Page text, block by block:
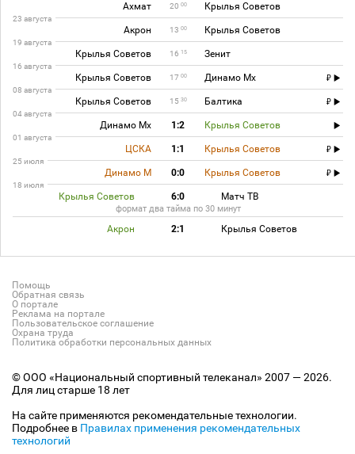
Ахмат 20 00 Крылья Советов
23 августа
Акрон 13 00 Крылья Советов
19 августа
Крылья Советов 16 15 Зенит
16 августа
Крылья Советов 17 00 Динамо Мх
08 августа
Крылья Советов 15 30 Балтика
04 августа
Динамо Мх 1:2 Крылья Советов
01 августа
ЦСКА 1:1 Крылья Советов
25 июля
Динамо М 0:0 Крылья Советов
18 июля
Крылья Советов 6:0 Матч ТВ
формат два тайма по 30 минут
Акрон 2:1 Крылья Советов
Помощь
Обратная связь
О портале
Реклама на портале
Пользовательское соглашение
Охрана труда
Политика обработки персональных данных
© ООО «Национальный спортивный телеканал» 2007 — 2026.
Для лиц старше 18 лет
На сайте применяются рекомендательные технологии.
Подробнее в Правилах применения рекомендательных
технологий